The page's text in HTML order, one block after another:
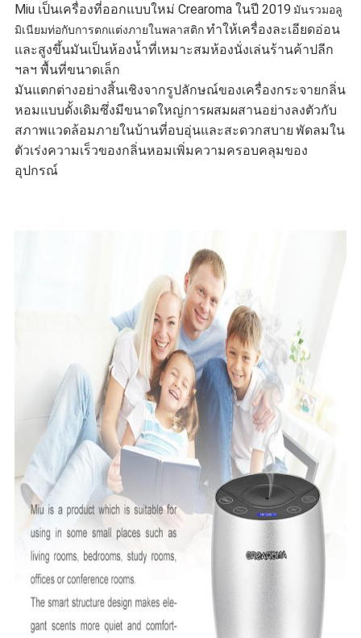
เป็น
ส่วน
ตัว
Miu เป็นเครื่องที่ออกแบบใหม่ Crearoma ในปี 2019 มันรวมอลู
มิเนียมท่อกับการตกแต่งภายในพลาสติกทำให้เครื่องละเอียดอ่อน
และสูงขึ้นมันเป็นห้องน้ำที่เหมาะสมห้องนั่งเล่นร้านค้าปลีก
ฯลฯ พื้นที่ขนาดเล็ก
มันแตกต่างอย่างสิ้นเชิงจากรูปลักษณ์ของเครื่องกระจายกลิ่น
หอมแบบดั้งเดิมซึ่งมีขนาดใหญ่การผสมผสานอย่างลงตัวกับ
สภาพแวดล้อมภายในบ้านที่อบอุ่นและสะดวกสบาย พัดลมใน
ตัวเร่งความเร็วของกลิ่นหอมเพิ่มความครอบคลุมของ
อุปกรณ์